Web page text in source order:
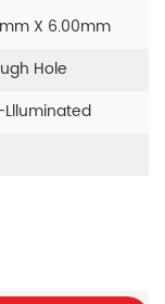
X 6.00mm
Hole